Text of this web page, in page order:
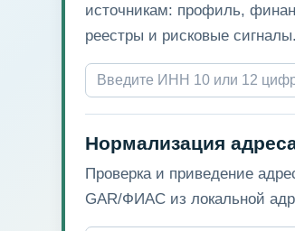
источникам: профиль,
реестры и рисковые сигналы.
Нормализация
Проверка и приведение
GAR/ФИАС из локальной